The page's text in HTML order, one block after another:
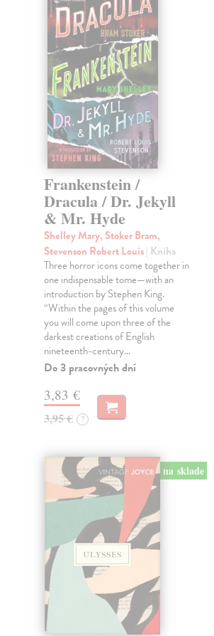
Frankenstein /
Dracula / Dr. Jekyll
& Mr. Hyde
Shelley Mary, Stoker Bram,
Stevenson Robert Louis| Kniha
Three horror icons come together in
one indispensable tome—with an
introduction by Stephen King.
“Within the pages of this volume
you will come upon three of the
darkest creations of English
nineteenth-century…
Do 3 pracovných dní
3,83 €
3,95 € ?
na sklade